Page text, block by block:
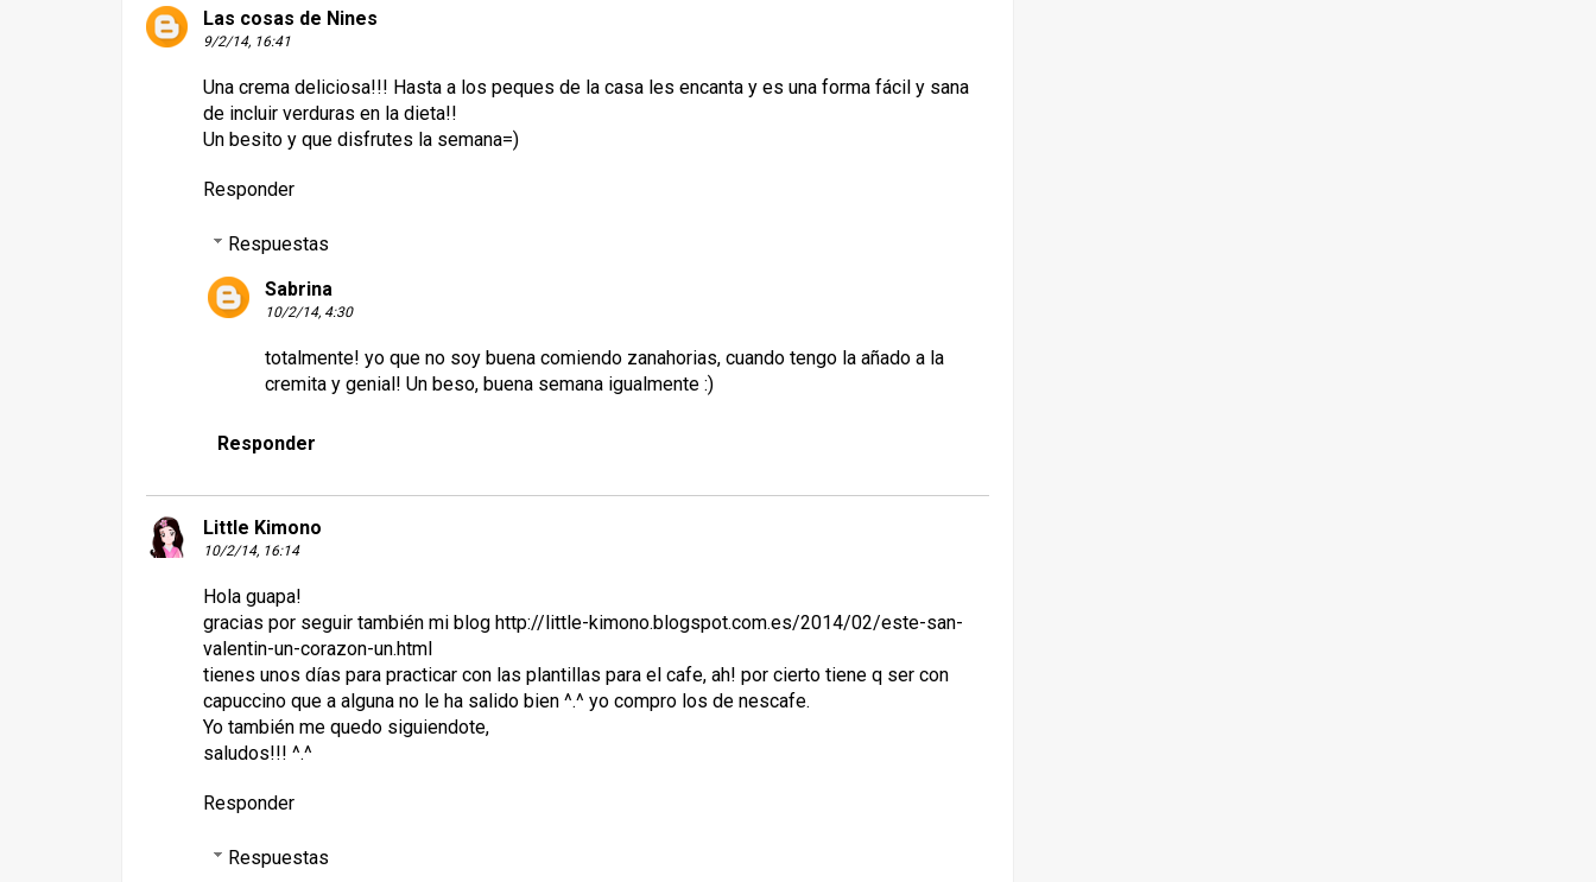
Las cosas de Nines
9/2/14, 16:41
Una crema deliciosa!!! Hasta a los peques de la casa les encanta y es una forma fácil y sana
de incluir verduras en la dieta!!
Un besito y que disfrutes la semana=)
Responder
Respuestas
Sabrina
10/2/14, 4:30
totalmente! yo que no soy buena comiendo zanahorias, cuando tengo la añado a la
cremita y genial! Un beso, buena semana igualmente :)
Responder
Little Kimono
10/2/14, 16:14
Hola guapa!
gracias por seguir también mi blog http://little-kimono.blogspot.com.es/2014/02/este-san-
valentin-un-corazon-un.html
tienes unos días para practicar con las plantillas para el cafe, ah! por cierto tiene q ser con
capuccino que a alguna no le ha salido bien ^.^ yo compro los de nescafe.
Yo también me quedo siguiendote,
saludos!!! ^.^
Responder
Respuestas